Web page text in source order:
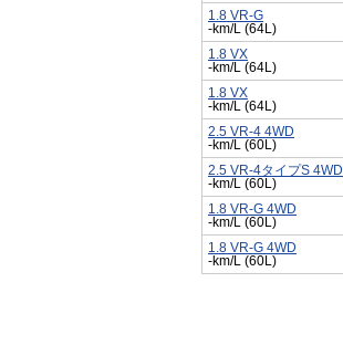
1.8 VR-G
-km/L (64L)
1.8 VX
-km/L (64L)
1.8 VX
-km/L (64L)
2.5 VR-4 4WD
-km/L (60L)
2.5 VR-4タイプS 4WD
-km/L (60L)
1.8 VR-G 4WD
-km/L (60L)
1.8 VR-G 4WD
-km/L (60L)